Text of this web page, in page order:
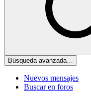
Búsqueda avanzada…
Nuevos mensajes
Buscar en foros